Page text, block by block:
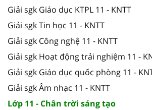
Giải sgk Giáo dục KTPL 11 - KNTT
Giải sgk Tin học 11 - KNTT
Giải sgk Công nghệ 11 - KNTT
Giải sgk Hoạt động trải nghiệm 11 -
Giải sgk Giáo dục quốc phòng 11 -
Giải sgk Âm nhạc 11 - KNTT
Lớp 11 - Chân trời sáng tạo